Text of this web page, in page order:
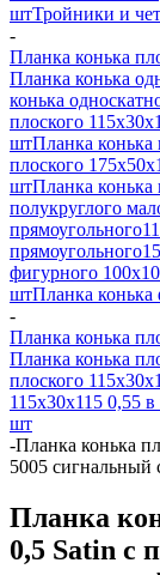
штТройники и
-
Планка конька
Планка конька
конька
плоского
штПланка конька
плоского
штПланка конька
полукруглого
фигурного
штПланка
-
Планка конька
Планка конька
плоского
115х30х115 0,55
шт
-Планка конька
5005 сигнальный
Планка
0,5 Satin с